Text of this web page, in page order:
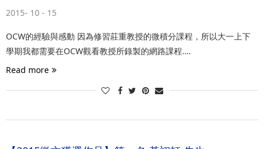
2015- 10 - 15
OCW的經驗與感動 因為修習莊重教授的微積分課程，所以大一上下
學期我都需要在OCW觀看教授所錄製的網路課程….
Read more